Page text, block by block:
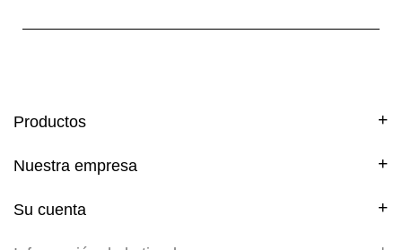
Productos
Nuestra empresa
Su cuenta